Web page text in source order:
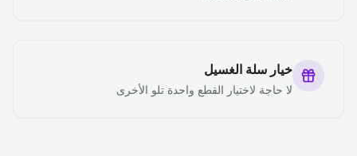
خيار سلة الغسيل
لا حاجة لاختيار القطع واحدة تلو الأخرى